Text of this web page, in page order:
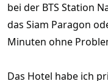
bei der BTS Station
das Siam Paragon
Minuten ohne
Das Hotel habe ich